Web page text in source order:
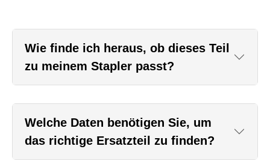
Wie finde ich heraus, ob dieses Teil
zu meinem Stapler passt?
Welche Daten benötigen Sie, um
das richtige Ersatzteil zu finden?